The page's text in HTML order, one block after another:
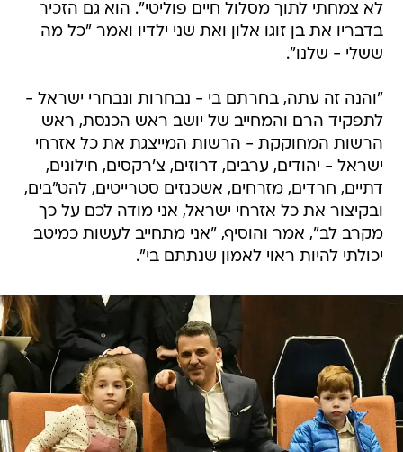
לא צמחתי לתוך מסלול חיים פוליטי". הוא גם הזכיר
בדבריו את בן זוגו אלון ואת שני ילדיו ואמר "כל מה
ששלי - שלנו".
"והנה זה עתה, בחרתם בי - נבחרות ונבחרי ישראל -
לתפקיד הרם והמחייב של יושב ראש הכנסת, ראש
הרשות המחוקקת - הרשות המייצגת את כל אזרחי
ישראל - יהודים, ערבים, דרוזים, צ'רקסים, חילונים,
דתיים, חרדים, מזרחים, אשכנזים סטרייטים, להט"בים,
ובקיצור את כל אזרחי ישראל, אני מודה לכם על כך
מקרב לב", אמר והוסיף, "אני מתחייב לעשות כמיטב
יכולתי להיות ראוי לאמון שנתתם בי".